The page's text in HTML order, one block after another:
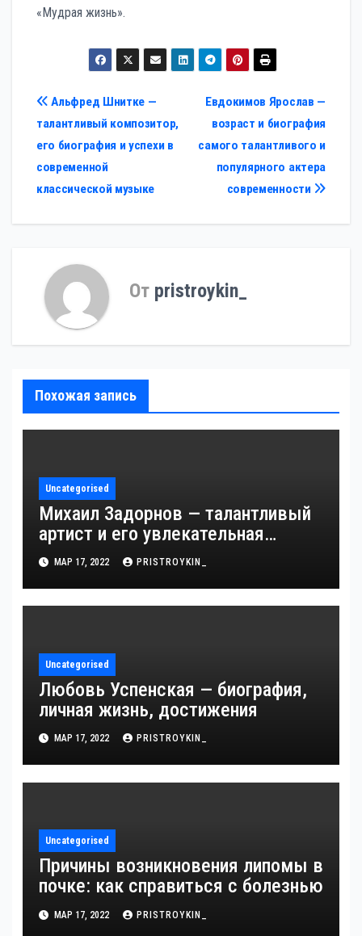
«Мудрая жизнь».
Навигация
по
записям
Евдокимов Ярослав —
возраст и биография
самого талантливого и
популярного актера
современности
Альфред Шнитке —
талантливый композитор,
его биография и успехи в
современной
классической музыке
От pristroykin_
Похожая запись
Uncategorised
Михаил Задорнов — талантливый
артист и его увлекательная
биография — выдающиеся
достижения, известность и
интересные факты из личной
МАР 17, 2022 PRISTROYKIN_
Uncategorised
Любовь Успенская — биография,
личная жизнь, достижения
МАР 17, 2022 PRISTROYKIN_
Uncategorised
Причины возникновения липомы в
почке: как справиться с болезнью
МАР 17, 2022 PRISTROYKIN_